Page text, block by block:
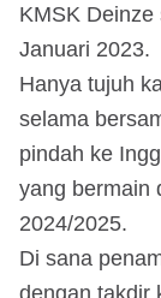
KMSK
Januari 2023.
Hanya tujuh
selama
pindah ke
yang bermain
2024/2025.
Di sana
dengan takdir